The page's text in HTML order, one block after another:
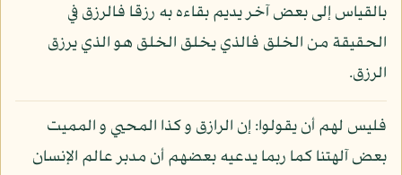
بالقياس إلى بعض آخر يديم بقاءه به رزقا فالرزق في
الحقيقة من الخلق فالذي يخلق الخلق هو الذي يرزق
الرزق.
فليس لهم أن يقولوا: إن الرازق و كذا المحيي و المميت
بعض آلهتنا كما ربما يدعيه بعضهم أن مدبر عالم الإنسان